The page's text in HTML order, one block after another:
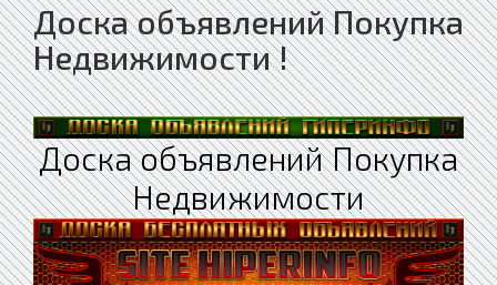
Доска объявлений Покупка
Недвижимости !
Доска объявлений Покупка
Недвижимости